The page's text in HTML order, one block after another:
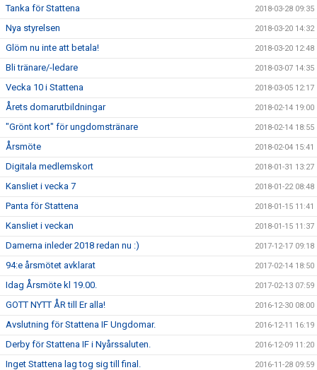
Tanka för Stattena 2018-03-28 09:35
Nya styrelsen 2018-03-20 14:32
Glöm nu inte att betala! 2018-03-20 12:48
Bli tränare/-ledare 2018-03-07 14:35
Vecka 10 i Stattena 2018-03-05 12:17
Årets domarutbildningar 2018-02-14 19:00
"Grönt kort" för ungdomstränare 2018-02-14 18:55
Årsmöte 2018-02-04 15:41
Digitala medlemskort 2018-01-31 13:27
Kansliet i vecka 7 2018-01-22 08:48
Panta för Stattena 2018-01-15 11:41
Kansliet i veckan 2018-01-15 11:37
Damerna inleder 2018 redan nu :) 2017-12-17 09:18
94:e årsmötet avklarat 2017-02-14 18:50
Idag Årsmöte kl 19.00. 2017-02-13 07:59
GOTT NYTT ÅR till Er alla! 2016-12-30 08:00
Avslutning för Stattena IF Ungdomar. 2016-12-11 16:19
Derby för Stattena IF i Nyårssaluten. 2016-12-09 11:20
Inget Stattena lag tog sig till final. 2016-11-28 09:59